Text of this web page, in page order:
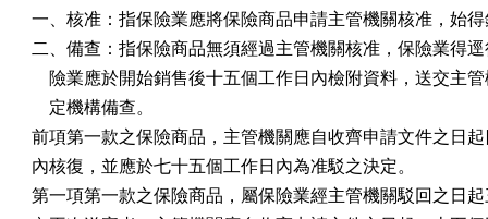
一、核准：指保險業應將保險商品申請主管機關核准，始
二、備查：指保險商品無須經過主管機關核准，保險業得
險業應於開始銷售後十五個工作日內檢附資料，送交主
    定機構備查。
前項第一款之保險商品，主管機關應自收齊申請文件之日
內核復，並應於七十五個工作日內為准駁之決定。
第一項第一款之保險商品，屬保險業經主管機關駁回之日